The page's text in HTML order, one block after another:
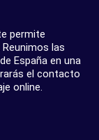
permite
las
España en una
el contacto
online.